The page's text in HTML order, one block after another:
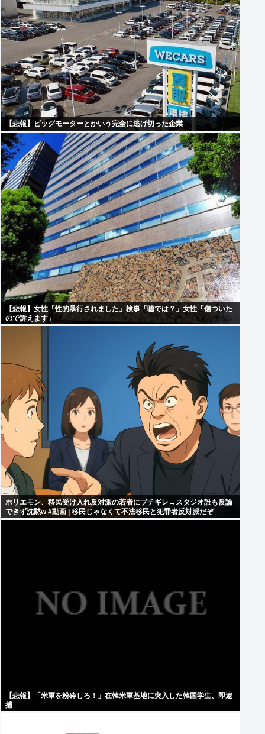
【悲報】ビッグモーターとかいう完全に逃げ切った企業
【悲報】女性「性的暴行されました」検事「嘘では？」女性「傷ついた
ので訴えます」
ホリエモン、移民受け入れ反対派の若者にブチギレ→スタジオ誰も反論
できず沈黙w #動画 | 移民じゃなくて不法移民と犯罪者反対派だぞ
【悲報】「米軍を粉砕しろ！」在韓米軍基地に突入した韓国学生、即逮
捕